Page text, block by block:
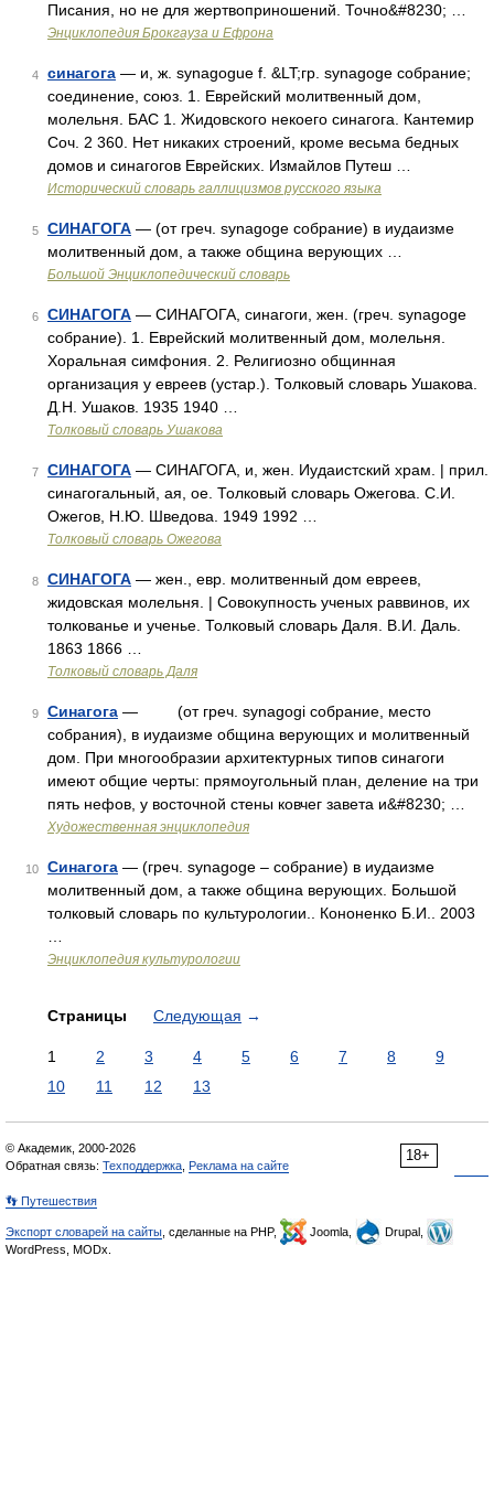
Писания, но не для жертвоприношений. Точно&#8230; …
Энциклопедия Брокгауза и Ефрона
4 синагога — и, ж. synagogue f. &LT;гр. synagoge собрание;
соединение, союз. 1. Еврейский молитвенный дом,
молельня. БАС 1. Жидовского некоего синагога. Кантемир
Соч. 2 360. Нет никаких строений, кроме весьма бедных
домов и синагогов Еврейских. Измайлов Путеш …
Исторический словарь галлицизмов русского языка
5 СИНАГОГА — (от греч. synagoge собрание) в иудаизме
молитвенный дом, а также община верующих …
Большой Энциклопедический словарь
6 СИНАГОГА — СИНАГОГА, синагоги, жен. (греч. synagoge
собрание). 1. Еврейский молитвенный дом, молельня.
Хоральная симфония. 2. Религиозно общинная
организация у евреев (устар.). Толковый словарь Ушакова.
Д.Н. Ушаков. 1935 1940 …
Толковый словарь Ушакова
7 СИНАГОГА — СИНАГОГА, и, жен. Иудаистский храм. | прил.
синагогальный, ая, ое. Толковый словарь Ожегова. С.И.
Ожегов, Н.Ю. Шведова. 1949 1992 …
Толковый словарь Ожегова
8 СИНАГОГА — жен., евр. молитвенный дом евреев,
жидовская молельня. | Совокупность ученых раввинов, их
толкованье и ученье. Толковый словарь Даля. В.И. Даль.
1863 1866 …
Толковый словарь Даля
9 Синагога — (от греч. synagogi собрание, место
собрания), в иудаизме община верующих и молитвенный
дом. При многообразии архитектурных типов синагоги
имеют общие черты: прямоугольный план, деление на три
пять нефов, у восточной стены ковчег завета и&#8230; …
Художественная энциклопедия
10 Синагога — (греч. synagoge – собрание) в иудаизме
молитвенный дом, а также община верующих. Большой
толковый словарь по культурологии.. Кононенко Б.И.. 2003
Энциклопедия культурологии
Страницы Следующая →
1 2 3 4 5 6 7 8
9
10
11 12 13
18+
© Академик, 2000-2026
Обратная связь: Техподдержка Реклама на сайте
👣 Путешествия
Экспорт словарей на сайты , сделанные на PHP, Joomla,
Drupal,
WordPress, MODx.